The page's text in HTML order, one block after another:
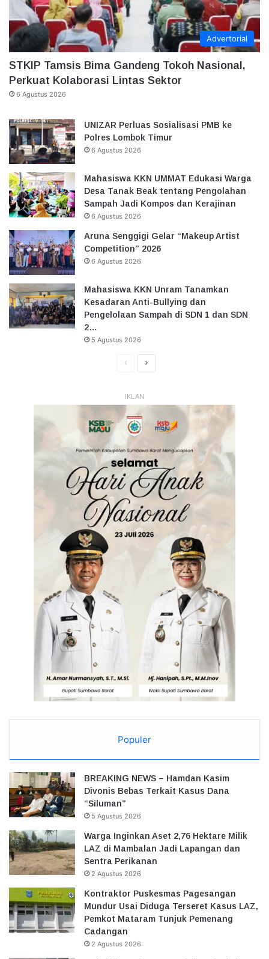
Advertorial
STKIP Tamsis Bima Gandeng Tokoh Nasional,
Perkuat Kolaborasi Lintas Sektor
6 Agustus 2026
UNIZAR Perluas Sosialisasi PMB ke
Polres Lombok Timur
6 Agustus 2026
Mahasiswa KKN UMMAT Edukasi Warga
Desa Tanak Beak tentang Pengolahan
Sampah Jadi Kompos dan Kerajinan
6 Agustus 2026
Aruna Senggigi Gelar “Makeup Artist
Competition” 2026
6 Agustus 2026
Mahasiswa KKN Unram Tanamkan
Kesadaran Anti-Bullying dan
Pengelolaan Sampah di SDN 1 dan SDN
2…
5 Agustus 2026
HalamanHalaman
IKLAN
Populer
BREAKING NEWS – Hamdan Kasim
Divonis Bebas Terkait Kasus Dana
“Siluman”
5 Agustus 2026
Warga Inginkan Aset 2,76 Hektare Milik
LAZ di Mambalan Jadi Lapangan dan
Sentra Perikanan
2 Agustus 2026
Kontraktor Puskesmas Pagesangan
Mundur Usai Diduga Terseret Kasus LAZ,
Pemkot Mataram Tunjuk Pemenang
Cadangan
2 Agustus 2026